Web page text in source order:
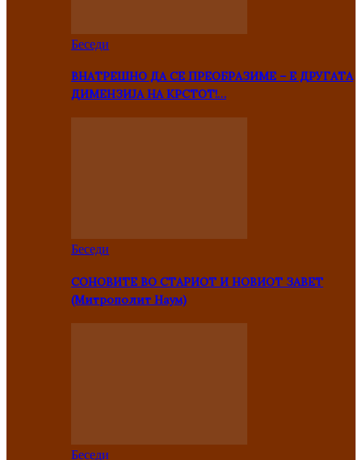
Беседи
ВНАТРЕШНО ДА СЕ ПРЕОБРАЗИМЕ – Е ДРУГАТА
ДИМЕНЗИЈА НА КРСТОТ!…
Беседи
СОНОВИТЕ ВО СТАРИОТ И НОВИОТ ЗАВЕТ
(Митрополит Наум)
Беседи